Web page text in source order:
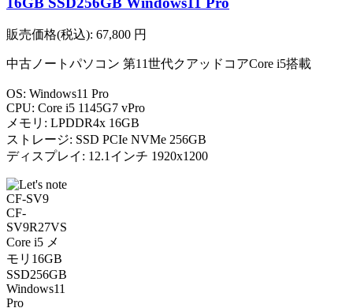
販売価格(税込): 67,800 円
中古ノートパソコン 第11世代クアッドコアCore i5搭載
OS: Windows11 Pro
CPU: Core i5 1145G7 vPro
メモリ: LPDDR4x 16GB
ストレージ: SSD PCIe NVMe 256GB
ディスプレイ: 12.1インチ 1920x1200